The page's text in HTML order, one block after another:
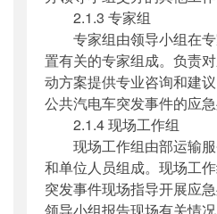
2.1.3 专家组
专家组由领导小组在专
置有关的专家组成。负责
动方案提供专业咨询和建
公共汽电车突发事件的应急
2.1.4 现场工作组
现场工作组由部运输服
和单位人员组成。现场工
突发事件现场指导开展应
领导小组报告现场有关情